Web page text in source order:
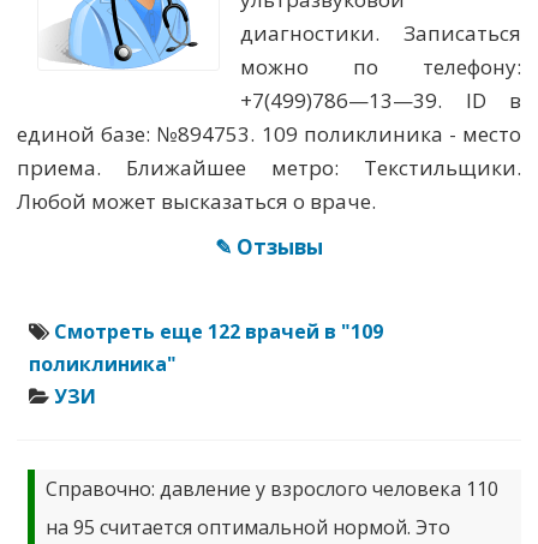
диагностики. Записаться
можно по телефону:
+7(499)786—13—39. ID в
единой базе: №894753. 109 поликлиника - место
приема. Ближайшее метро: Текстильщики.
Любой может высказаться о враче.
✎ Отзывы
Смотреть еще 122 врачей в "109
поликлиника"
УЗИ
Справочно: давление у взрослого человека 110
на 95 считается оптимальной нормой. Это